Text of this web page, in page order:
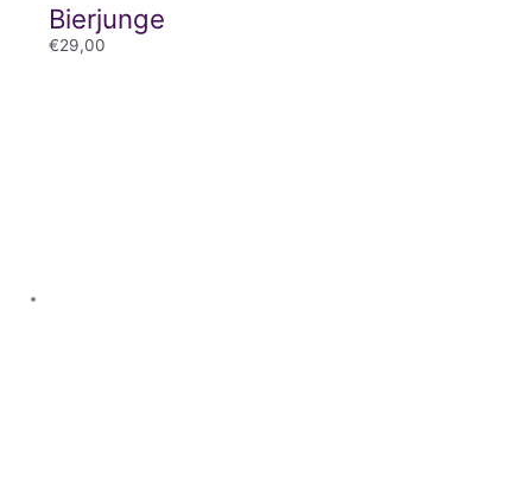
Bierjunge
€29,00